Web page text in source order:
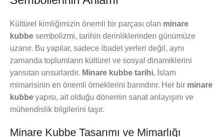
Kültürel kimliğimizin önemli bir parçası olan minare
kubbe sembolizmi, tarihin derinliklerinden günümüze
uzanır. Bu yapılar, sadece ibadet yerleri değil, aynı
zamanda toplumların kültürel ve sosyal dinamiklerini
yansıtan unsurlardır. Minare kubbe tarihi, İslam
mimarisinin en önemli örneklerini barındırır. Her bir minare
kubbe yapısı, ait olduğu dönemin sanat anlayışını ve
mühendislik bilgilerini taşır.
Minare Kubbe Tasarımı ve Mimarlığı